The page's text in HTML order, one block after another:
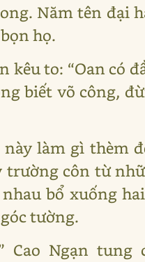
Năm tên đại
họ.
kêu to: “Oan có
biết võ công,
này làm gì thèm
trường côn từ
bổ xuống
tường.
Cao Ngạn tung